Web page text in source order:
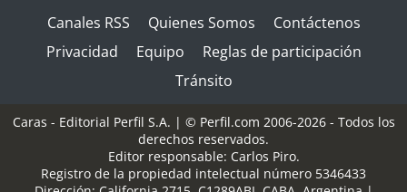
Canales RSS Quienes Somos
Contáctenos
Privacidad
Equipo
Reglas de participación
Tránsito
Caras - Editorial Perfil S.A. | © Perfil.com 2006-2026 - Todos los
derechos reservados.
Editor responsable: Carlos Piro.
Registro de la propiedad intelectual número 5346433